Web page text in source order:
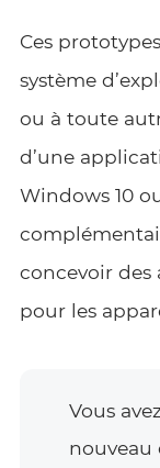
Ces
système
ou à toute
d’une
Windows 10
concevoir des
pour les
Vous
nouveau